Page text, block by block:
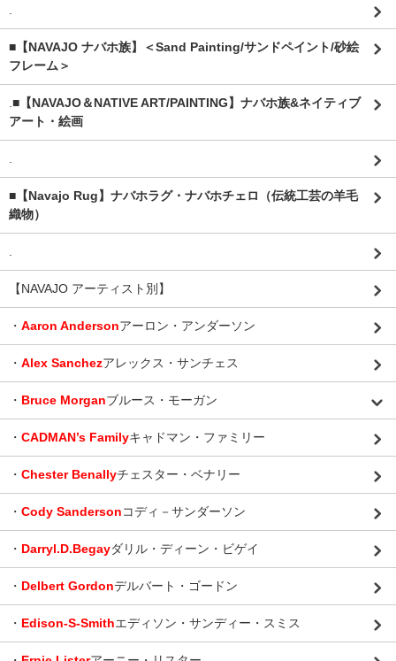
.
■【NAVAJO ナバホ族】＜Sand Painting/サンドペイント/砂絵
フレーム＞
.■【NAVAJO＆NATIVE ART/PAINTING】ナバホ族&ネイティブ
アート・絵画
.
■【Navajo Rug】ナバホラグ・ナバホチェロ（伝統工芸の羊毛
織物）
.
【NAVAJO アーティスト別】
・ Aaron Andersonアーロン・アンダーソン
・ Alex Sanchezアレックス・サンチェス
・ Bruce Morganブルース・モーガン
・ CADMAN’s Familyキャドマン・ファミリー
・ Chester Benallyチェスター・ベナリー
・ Cody Sandersonコディ－サンダーソン
・ Darryl.D.Begayダリル・ディーン・ビゲイ
・ Delbert Gordonデルバート・ゴードン
・ Edison-S-Smithエディソン・サンディー・スミス